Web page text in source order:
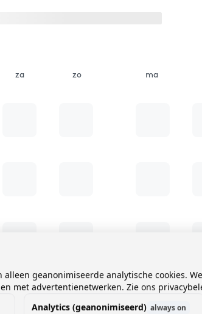
za zo ma
geanonimiseerde analytische cookies.
met advertentienetwerken. Zie ons
Analytics (geanonimiseerd) always on